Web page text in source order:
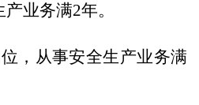
产业务满2年。
，从事安全生产业务满